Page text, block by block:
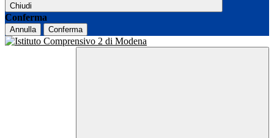
Chiudi
Conferma
Annulla Conferma